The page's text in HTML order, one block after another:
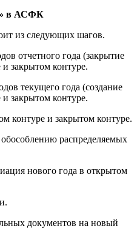
в АСФК
из следующих шагов.
отчетного года (закрытие
закрытом контуре.
текущего года (создание
закрытом контуре.
контуре и закрытом контуре.
распределяемых
нового года в открытом
документов на новый